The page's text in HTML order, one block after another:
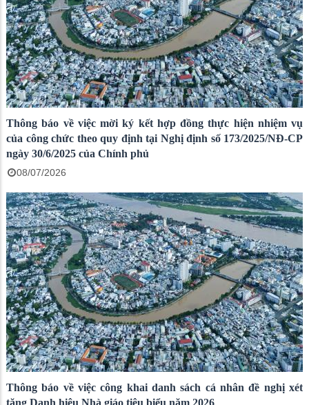
Thông báo về việc mời ký kết hợp đồng thực hiện nhiệm vụ
của công chức theo quy định tại Nghị định số 173/2025/NĐ-CP
ngày 30/6/2025 của Chính phủ
08/07/2026
Thông báo về việc công khai danh sách cá nhân đề nghị xét
tặng Danh hiệu Nhà giáo tiêu biểu năm 2026